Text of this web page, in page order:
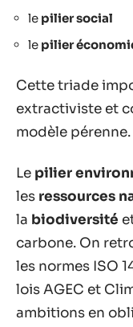
le pilier social
le pilier
Cette triade
extractiviste et
modèle pérenne.
Le pilier
les ressources
la biodiversité
carbone. On
les normes ISO
lois AGEC et
ambitions en